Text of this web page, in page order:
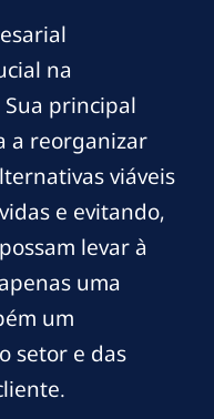
na
principal
a reorganizar
viáveis
e evitando,
levar à
uma
um
setor e das